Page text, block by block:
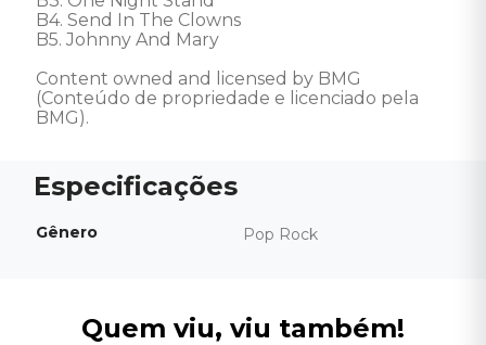
B4. Send In The Clowns
B5. Johnny And Mary
Content owned and licensed by BMG
(Conteúdo de propriedade e licenciado pela
BMG).
Gênero Pop Rock
Quem viu, viu também!